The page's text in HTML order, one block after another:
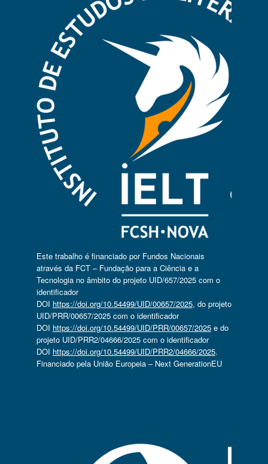
Este trabalho é financiado por Fundos Nacionais
através da FCT – Fundação para a Ciência e a
Tecnologia no âmbito do projeto UID/657/2025 com o
identificador
DOI https://doi.org/10.54499/UID/00657/2025, do projeto
UID/PRR/00657/2025 com o identificador
DOI https://doi.org/10.54499/UID/PRR/00657/2025e do
projeto UID/PRR2/04666/2025 com o identificador
DOI https://doi.org/10.54499/UID/PRR2/04666/2025.
Financiado pela União Europeia – Next GenerationEU